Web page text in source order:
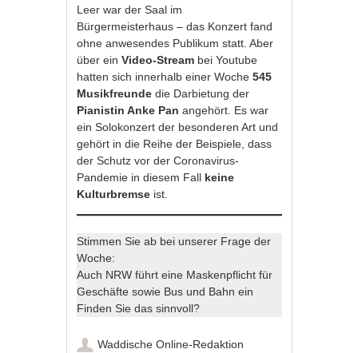
Leer war der Saal im
Bürgermeisterhaus – das Konzert fand
ohne anwesendes Publikum statt. Aber
über einVideo-Stream bei Youtube
hatten sich innerhalb einer Woche545
Musikfreundedie Darbietung der
Pianistin Anke Pan angehört. Es war
ein Solokonzert der besonderen Art und
gehört in die Reihe der Beispiele, dass
der Schutz vor der Coronavirus-
Pandemie in diesem Fall keine
Kulturbremse ist.
Stimmen Sie ab bei unserer Frage der
Woche:
Auch NRW führt eine Maskenpflicht für
Geschäfte sowie Bus und Bahn ein
Finden Sie das sinnvoll?
Waddische Online-Redaktion